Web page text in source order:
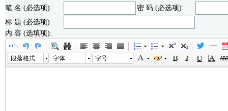
笔 名 (必选项):
密 码 (必选项):
标 题 (必选项):
内 容 (选填项):
段落格式 字体 字号